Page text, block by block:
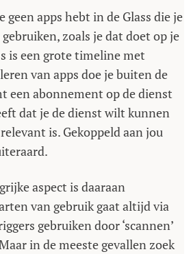
geen apps hebt in de Glass die je
zoals je dat doet op je
is een grote timeline met
van apps doe je buiten de
een abonnement op de dienst
dat je de dienst wilt kunnen
is. Gekoppeld aan jou
aspect is daaraan
van gebruik gaat altijd via
gebruiken door ‘scannen’
in de meeste gevallen zoek